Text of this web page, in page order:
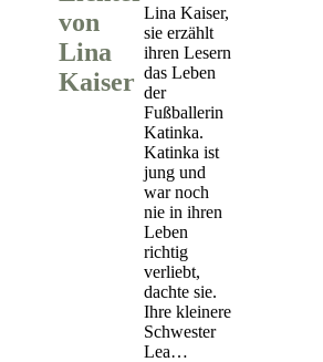
von
Lina
Kaiser
Lina Kaiser,
sie erzählt
ihren Lesern
das Leben
der
Fußballerin
Katinka.
Katinka ist
jung und
war noch
nie in ihren
Leben
richtig
verliebt,
dachte sie.
Ihre kleinere
Schwester
Lea…